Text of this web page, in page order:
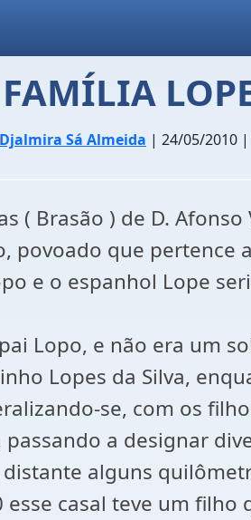
FAMÍLIA
Djalmira Sá Almeida | 24/05/2010
( Brasão ) de D.
povoado que pertence
e o espanhol Lope
Lopo, e não era um
Lopes da Silva,
se, com os
a designar
alguns
casal teve um filho